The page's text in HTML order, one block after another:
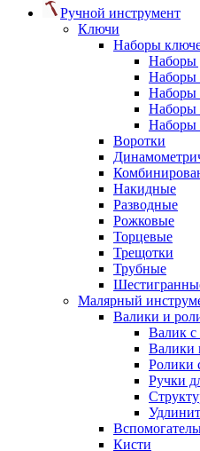
Ручной инструмент
Ключи
Наборы
Наборы
Наборы
Наборы
Наборы
Наборы
Воротки
Накидные
Разводные
Рожковые
Торцевые
Трещотки
Трубные
Малярный
Валики и
Валик с
Валики
Ролики
Ручки
Кисти